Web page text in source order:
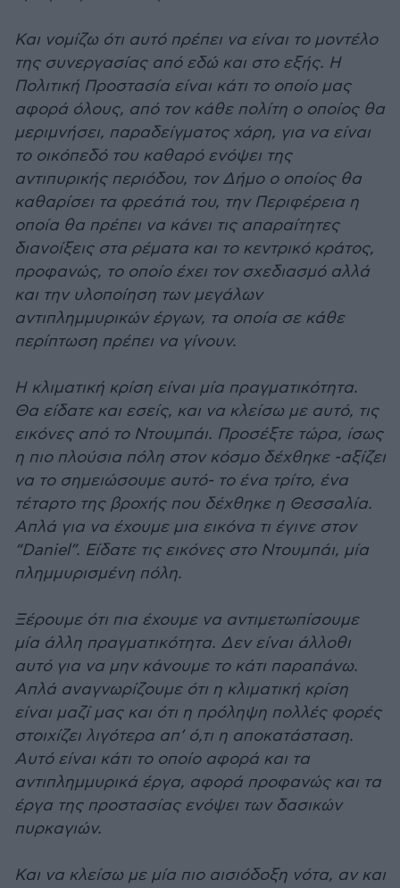
Και νομίζω ότι αυτό πρέπει να είναι το μοντέλο
της συνεργασίας από εδώ και στο εξής. Η
Πολιτική Προστασία είναι κάτι το οποίο μας
αφορά όλους, από τον κάθε πολίτη ο οποίος θα
μεριμνήσει, παραδείγματος χάρη, για να είναι
το οικόπεδό του καθαρό ενόψει της
αντιπυρικής περιόδου, τον Δήμο ο οποίος θα
καθαρίσει τα φρεάτιά του, την Περιφέρεια η
οποία θα πρέπει να κάνει τις απαραίτητες
διανοίξεις στα ρέματα και το κεντρικό κράτος,
προφανώς, το οποίο έχει τον σχεδιασμό αλλά
και την υλοποίηση των μεγάλων
αντιπλημμυρικών έργων, τα οποία σε κάθε
περίπτωση πρέπει να γίνουν.
Η κλιματική κρίση είναι μία πραγματικότητα.
Θα είδατε και εσείς, και να κλείσω με αυτό, τις
εικόνες από το Ντουμπάι. Προσέξτε τώρα, ίσως
η πιο πλούσια πόλη στον κόσμο δέχθηκε -αξίζει
να το σημειώσουμε αυτό- το ένα τρίτο, ένα
τέταρτο της βροχής που δέχθηκε η Θεσσαλία.
Απλά για να έχουμε μια εικόνα τι έγινε στον
“Daniel”. Είδατε τις εικόνες στο Ντουμπάι, μία
πλημμυρισμένη πόλη.
Ξέρουμε ότι πια έχουμε να αντιμετωπίσουμε
μία άλλη πραγματικότητα. Δεν είναι άλλοθι
αυτό για να μην κάνουμε το κάτι παραπάνω.
Απλά αναγνωρίζουμε ότι η κλιματική κρίση
είναι μαζί μας και ότι η πρόληψη πολλές φορές
στοιχίζει λιγότερα απ’ ό,τι η αποκατάσταση.
Αυτό είναι κάτι το οποίο αφορά και τα
αντιπλημμυρικά έργα, αφορά προφανώς και τα
έργα της προστασίας ενόψει των δασικών
πυρκαγιών.
Και να κλείσω με μία πιο αισιόδοξη νότα, αν και